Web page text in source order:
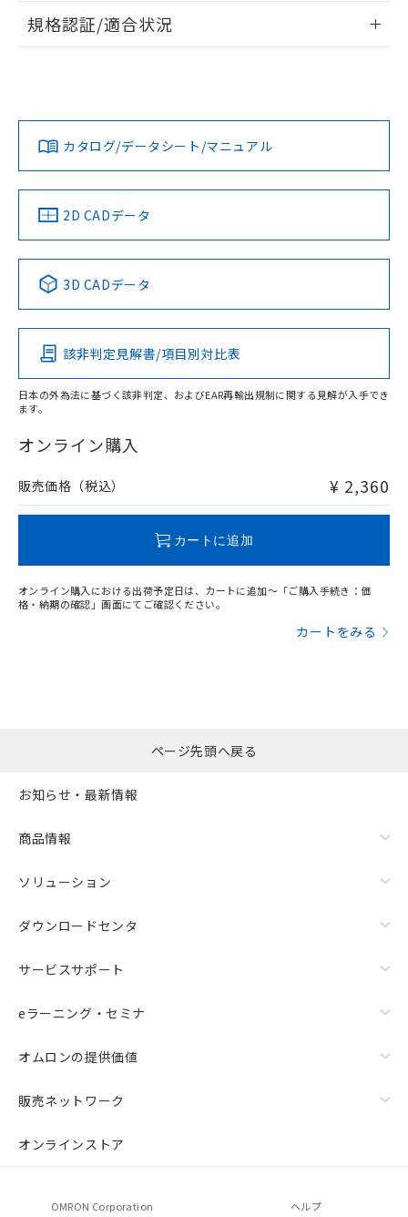
ログイン/会員登録
ダウンロードデータをご利用いただく前に、以下を必ずお読
みください。
ソフトウェアの使用条件
EU RoHS 注意事項・凡例
対応済み
中国 RoHS 注意事項・凡例
Pb Hg Cd Cr(VI)
O
在庫等で未対応品が混在する可能性があります。
問い合わせください。
規格認証/適合状況
カタログ/データシート/マニュアル
2D CADデータ
3D CADデータ
該非判定見解書/項目別対比表
日本の外為法に基づく該非判定、およびEAR再輸出規制に関する見解が入手でき
ます。
オンライン購入
販売価格（税込） ¥ 2,360
カートに追加
オンライン購入における出荷予定日は、カートに追加～「ご購入手続き：価
格・納期の確認」画面にてご確認ください。
カートをみる
荷製品に未対応品が混在することから備考
欄に対応日を記載しておりました。
ページ先頭へ戻る
お知らせ・最新情報
商品情報
ソリューション
ダウンロードセンタ
サービスサポート
eラーニング・セミナ
オムロンの提供価値
販売ネットワーク
オンラインストア
OMRON Corporation ヘルプ